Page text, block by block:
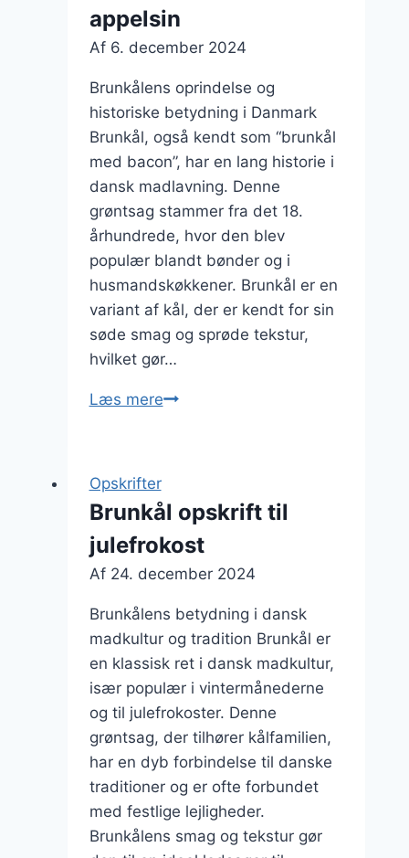
appelsin
Af 6. december 2024
Brunkålens oprindelse og
historiske betydning i Danmark
Brunkål, også kendt som “brunkål
med bacon”, har en lang historie i
dansk madlavning. Denne
grøntsag stammer fra det 18.
århundrede, hvor den blev
populær blandt bønder og i
husmandskøkkener. Brunkål er en
variant af kål, der er kendt for sin
søde smag og sprøde tekstur,
hvilket gør…
Læs mereBrunkål
Opskrifter
Brunkål opskrift til
julefrokost
Af 24. december 2024
Brunkålens betydning i dansk
madkultur og tradition Brunkål er
en klassisk ret i dansk madkultur,
især populær i vintermånederne
og til julefrokoster. Denne
grøntsag, der tilhører kålfamilien,
har en dyb forbindelse til danske
traditioner og er ofte forbundet
med festlige lejligheder.
Brunkålens smag og tekstur gør